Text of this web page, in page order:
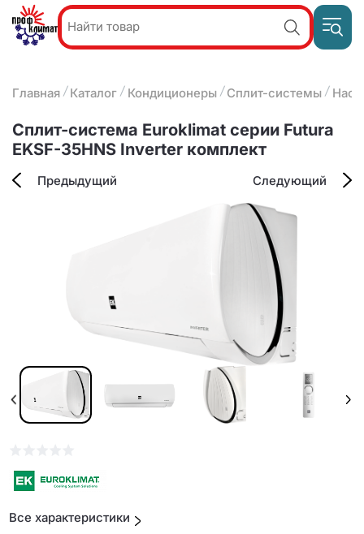
Акции и
О компании
Наши услуги
Оплата и доставка
8
25-
Главная Каталог Кондиционеры Сплит-системы
Сплит-система Euroklimat cерии Futura
EKSF-35HNS Inverter комплект
Предыдущий Следующий
Все характеристики